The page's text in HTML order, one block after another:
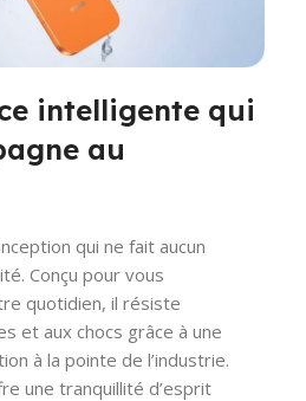
intelligente qui
au
qui ne fait aucun
Conçu pour vous
quotidien, il résiste
et aux chocs grâce à une
à la pointe de l’industrie.
une tranquillité d’esprit